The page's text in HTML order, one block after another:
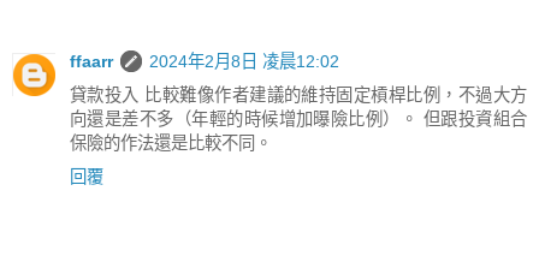
ffaarr
2024年2月8日 凌晨12:02
貸款投入 比較難像作者建議的維持固定槓桿比例，不過大方
向還是差不多（年輕的時候增加曝險比例）。 但跟投資組合
保險的作法還是比較不同。
回覆